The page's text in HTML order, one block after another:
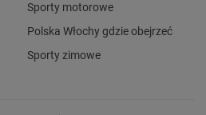
Sporty motorowe
Polska Włochy gdzie obejrzeć
Sporty zimowe